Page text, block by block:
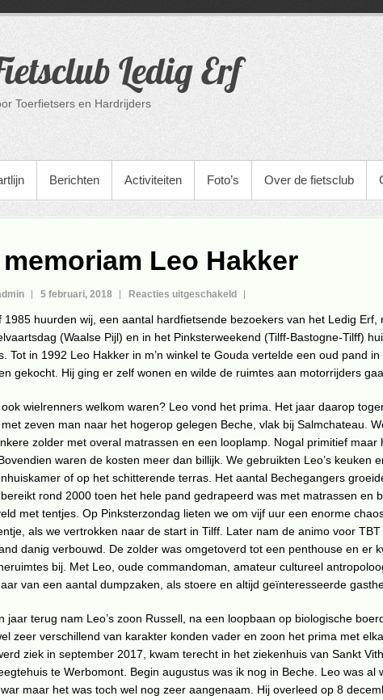
Ledig Erf
Toerfietsers en Hardrijders
MENU
Berichten Activiteiten Foto’s Over de fietsclub
memoriam Leo Hakker
5 februari, 2018 Reacties uitgeschakeldvoor
memoriam
Leo
Hakker
1985 huurden wij, een aantal hardfietsende bezoekers van het Ledig Erf,
(Waalse Pijl) en in het Pinksterweekend (Tilff-Bastogne-Tilff)
Tot in 1992 Leo Hakker in m’n winkel te Gouda vertelde een oud pand
gekocht. Hij ging er zelf wonen en wilde de ruimtes aan motorrijders
wielrenners welkom waren? Leo vond het prima. Het jaar daarop
zeven man naar het hogerop gelegen Beche, vlak bij Salmchateau.
zolder met overal matrassen en een looplamp. Nogal primitief maar
waren de kosten meer dan billijk. We gebruikten Leo’s keuken
of op het schitterende terras. Het aantal Bechegangers
rond 2000 toen het hele pand gedrapeerd was met matrassen en
met tentjes. Op Pinksterzondag lieten we om vijf uur een enorme
als we vertrokken naar de start in Tilff. Later nam de animo voor
danig verbouwd. De zolder was omgetoverd tot een penthouse en er
bij. Met Leo, oude commandoman, amateur cultureel
van een aantal dumpzaken, als stoere en altijd geïnteresseerde
jaar terug nam Leo’s zoon Russell, na een loopbaan op biologische
zeer verschillend van karakter konden vader en zoon het prima met
ziek in september 2017, kwam terecht in het ziekenhuis van Sankt
te Werbomont. Begin augustus was ik nog in Beche. Leo was al
maar het was toch wel nog zeer aangenaam. Hij overleed op 8